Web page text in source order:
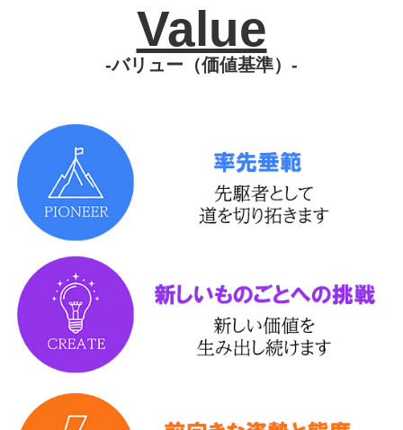
Value
-バリュー（価値基準）-